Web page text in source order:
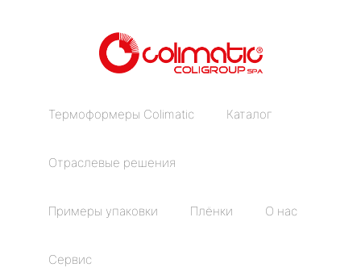
Термоформеры Colimatic Каталог
Отраслевые решения
Примеры упаковки Плёнки О нас
Сервис